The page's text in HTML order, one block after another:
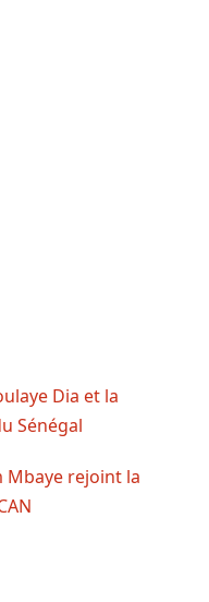
Dia et la
Sénégal
Mbaye rejoint la